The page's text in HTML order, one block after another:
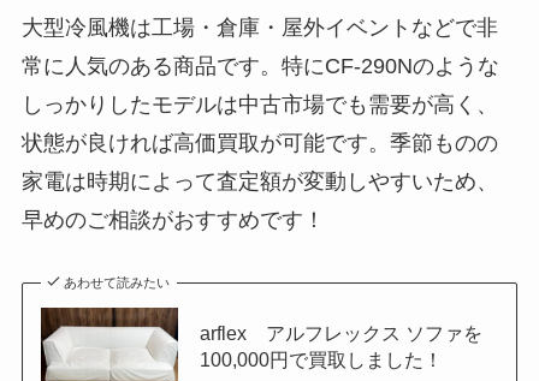
大型冷風機は工場・倉庫・屋外イベントなどで非
常に人気のある商品です。特にCF-290Nのような
しっかりしたモデルは中古市場でも需要が高く、
状態が良ければ高価買取が可能です。季節ものの
家電は時期によって査定額が変動しやすいため、
早めのご相談がおすすめです！
あわせて読みたい
arflex アルフレックス ソファを
100,000円で買取しました！